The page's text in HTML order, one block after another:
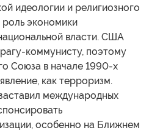
идеологии и религиозного
экономики
власти. США
коммунисту, поэтому
Союза в начале 1990-х
как терроризм.
международных
особенно на Ближнем